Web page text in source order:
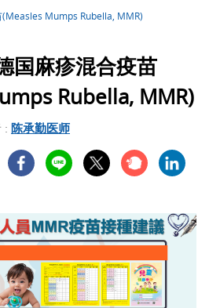
Mumps Rubella, MMR)
国麻疹混合疫苗
Rubella, MMR)
: 陈承勤医师